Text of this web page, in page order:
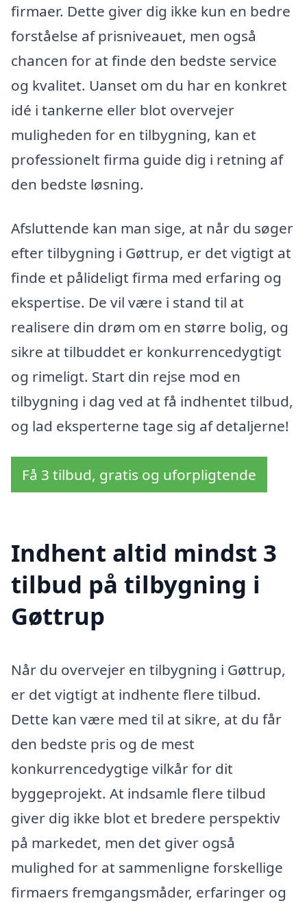
firmaer. Dette giver dig ikke kun en bedre
forståelse af prisniveauet, men også
chancen for at finde den bedste service
og kvalitet. Uanset om du har en konkret
idé i tankerne eller blot overvejer
muligheden for en tilbygning, kan et
professionelt firma guide dig i retning af
den bedste løsning.
Afsluttende kan man sige, at når du søger
efter tilbygning i Gøttrup, er det vigtigt at
finde et pålideligt firma med erfaring og
ekspertise. De vil være i stand til at
realisere din drøm om en større bolig, og
sikre at tilbuddet er konkurrencedygtigt
og rimeligt. Start din rejse mod en
tilbygning i dag ved at få indhentet tilbud,
og lad eksperterne tage sig af detaljerne!
Få 3 tilbud, gratis og uforpligtende
Indhent altid mindst 3
tilbud på tilbygning i
Gøttrup
Når du overvejer en tilbygning i Gøttrup,
er det vigtigt at indhente flere tilbud.
Dette kan være med til at sikre, at du får
den bedste pris og de mest
konkurrencedygtige vilkår for dit
byggeprojekt. At indsamle flere tilbud
giver dig ikke blot et bredere perspektiv
på markedet, men det giver også
mulighed for at sammenligne forskellige
firmaers fremgangsmåder, erfaringer og